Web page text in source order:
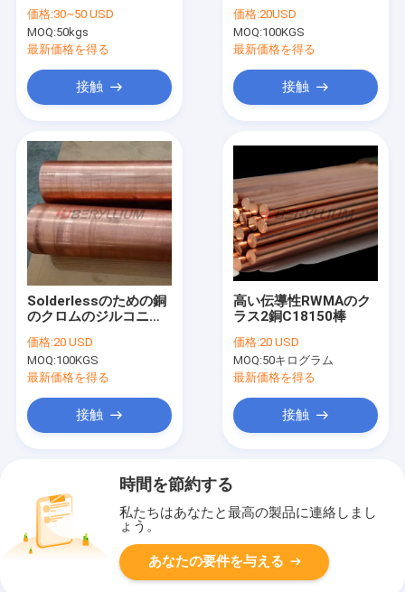
C15000
価格:30~50 USD
MOQ:50kgs
最新価格を得る
接触
価格:20USD
MOQ:100KGS
最新価格を得る
接触
Solderlessのための銅
のクロムのジルコニウ
C15000棒は包んだ
価格:20 USD
MOQ:100KGS
最新価格を得る
接触
高い伝導性RWMAのク
ラス2銅C18150棒
価格:20 USD
MOQ:50キログラム
最新価格を得る
接触
時間を節約する
私たちはあなたと最高の製品に連絡しまし
ょう。
あなたの要件を与える